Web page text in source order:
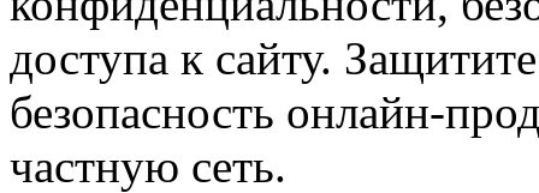
доступа к сайту.
безопасность онлайн-
частную сеть.